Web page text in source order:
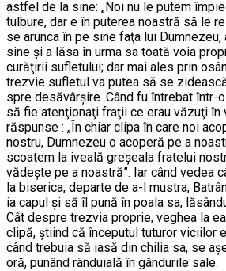
astfel de la sine: „Noi nu le putem
tulbure, dar e în puterea noastră să le
se arunca în pe sine faţa lui
sine şi a lăsa în urma sa toată voia
curăţirii sufletului; dar mai ales prin
trezvie sufletul va putea să se
spre desăvârşire. Când fu întrebat într-
să fie atenţionaţi fraţii ce erau văzuţi în
răspunse : „În chiar clipa în care noi
nostru, Dumnezeu o acoperă pe a
scoatem la iveală greşeala fratelui
vădeşte pe a noastră”. Iar când vedea
la biserica, departe de a-l mustra,
ia capul şi să îl pună în poala sa,
Cât despre trezvia proprie, veghea la
clipă, ştiind că începutul tuturor viciilor
când trebuia să iasă din chilia sa, se
oră, punând rânduială în gândurile sale.